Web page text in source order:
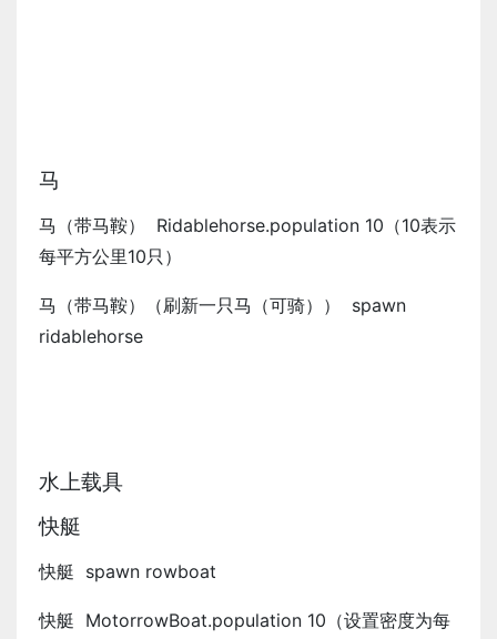
马
马（带马鞍） Ridablehorse.population 10（10表示
每平方公里10只）
马（带马鞍）（刷新一只马（可骑）） spawn
ridablehorse
水上载具
快艇
快艇 spawn rowboat
快艇 MotorrowBoat.population 10（设置密度为每